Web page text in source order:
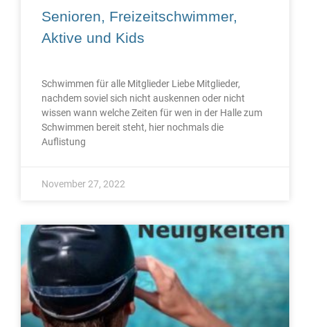
Senioren, Freizeitschwimmer,
Aktive und Kids
Schwimmen für alle Mitglieder Liebe Mitglieder,
nachdem soviel sich nicht auskennen oder nicht
wissen wann welche Zeiten für wen in der Halle zum
Schwimmen bereit steht, hier nochmals die
Auflistung
November 27, 2022